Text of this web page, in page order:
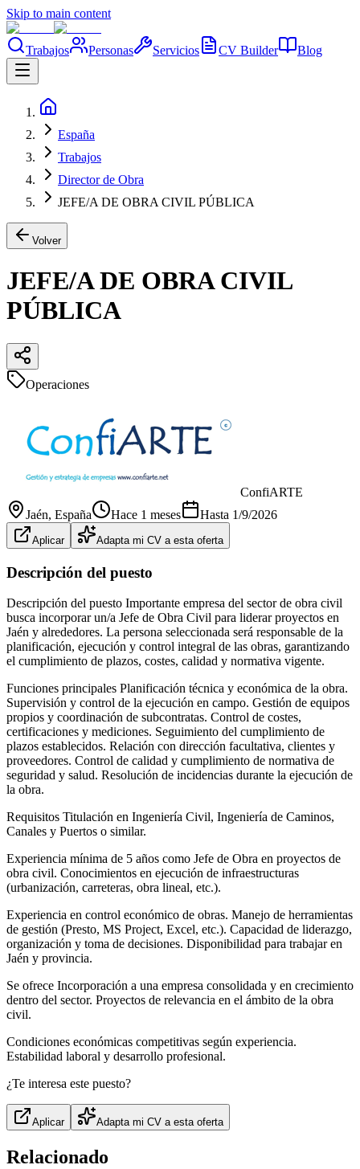
Skip to main content
Trabajos Personas Servicios CV Builder Blog
España
Trabajos
Director de Obra
JEFE/A DE OBRA CIVIL PÚBLICA
Volver
JEFE/A DE OBRA CIVIL
PÚBLICA
Operaciones
ConfiARTE
Jaén, España Hace 1 meses Hasta 1/9/2026
Aplicar Adapta mi CV a esta oferta
Descripción del puesto
Descripción del puesto Importante empresa del sector de obra civil
busca incorporar un/a Jefe de Obra Civil para liderar proyectos en
Jaén y alrededores. La persona seleccionada será responsable de la
planificación, ejecución y control integral de las obras, garantizando
el cumplimiento de plazos, costes, calidad y normativa vigente.
Funciones principales Planificación técnica y económica de la obra.
Supervisión y control de la ejecución en campo. Gestión de equipos
propios y coordinación de subcontratas. Control de costes,
certificaciones y mediciones. Seguimiento del cumplimiento de
plazos establecidos. Relación con dirección facultativa, clientes y
proveedores. Control de calidad y cumplimiento de normativa de
seguridad y salud. Resolución de incidencias durante la ejecución de
la obra.
Requisitos Titulación en Ingeniería Civil, Ingeniería de Caminos,
Canales y Puertos o similar.
Experiencia mínima de 5 años como Jefe de Obra en proyectos de
obra civil. Conocimientos en ejecución de infraestructuras
(urbanización, carreteras, obra lineal, etc.).
Experiencia en control económico de obras. Manejo de herramientas
de gestión (Presto, MS Project, Excel, etc.). Capacidad de liderazgo,
organización y toma de decisiones. Disponibilidad para trabajar en
Jaén y provincia.
Se ofrece Incorporación a una empresa consolidada y en crecimiento
dentro del sector. Proyectos de relevancia en el ámbito de la obra
civil.
Condiciones económicas competitivas según experiencia.
Estabilidad laboral y desarrollo profesional.
¿Te interesa este puesto?
Aplicar Adapta mi CV a esta oferta
Relacionado